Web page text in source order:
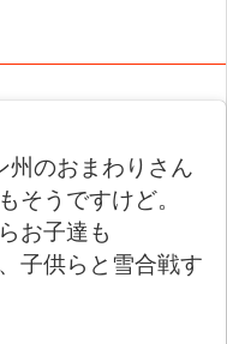
のおまわりさん
そうですけど。
お子達も
子供らと雪合戦す